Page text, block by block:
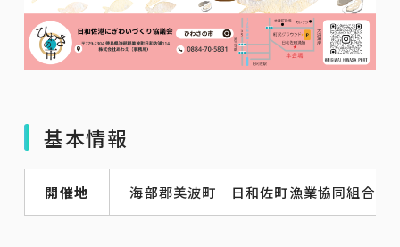
基本情報
開催地 海部郡美波町 日和佐町漁業協同組合